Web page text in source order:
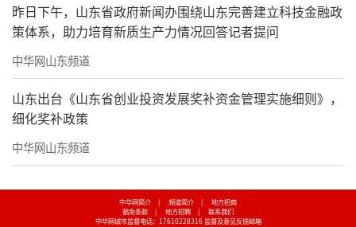
秋风送爽，正是养生好时节！
泡一泡温泉，更有别样风情
昨日下午，山东省政府新闻办围绕山东完善建立科技金融政
策体系，助力培育新质生产力情况回答记者提问
中华网山东频道
山东出台《山东省创业投资发展奖补资金管理实施细则》，
细化奖补政策
中华网山东频道
中华网简介 | 频道简介 |
地方招商
豁免条款
| 地方招聘 |
联系我们
中华网城市监督电话：17610228316 监督及意见反馈邮箱